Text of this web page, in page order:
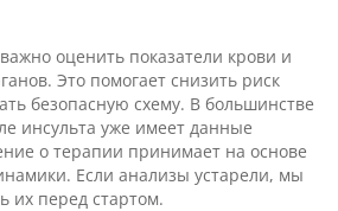
оценить показатели крови и
Это помогает снизить риск
безопасную схему. В большинстве
инсульта уже имеет данные
о терапии принимает на основе
Если анализы устарели, мы
их перед стартом.